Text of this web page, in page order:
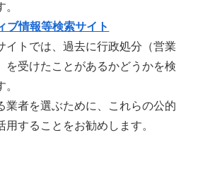
ブ情報等検索サイト
イトでは、過去に行政処分（営業
を受けたことがあるかどうかを検
業者を選ぶために、これらの公的
用することをお勧めします。